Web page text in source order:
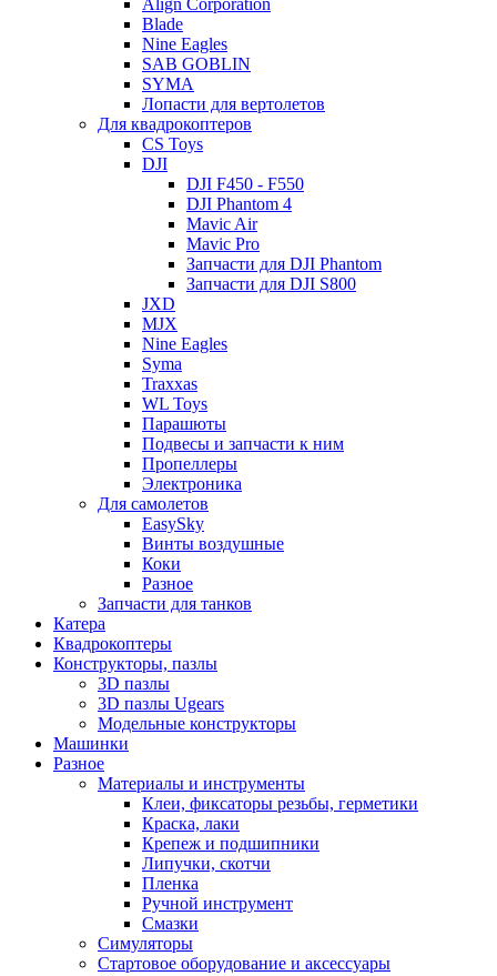
Align Corporation
Blade
Nine Eagles
SAB GOBLIN
SYMA
Лопасти для вертолетов
Для квадрокоптеров
CS Toys
DJI
DJI F450 - F550
DJI Phantom 4
Mavic Air
Mavic Pro
Запчасти для DJI Phantom
Запчасти для DJI S800
JXD
MJX
Nine Eagles
Syma
Traxxas
WL Toys
Парашюты
Подвесы и запчасти к ним
Пропеллеры
Электроника
Для самолетов
EasySky
Винты воздушные
Коки
Разное
Запчасти для танков
Катера
Квадрокоптеры
Конструкторы, пазлы
3D пазлы
3D пазлы Ugears
Модельные конструкторы
Машинки
Разное
Материалы и инструменты
Клеи, фиксаторы резьбы, герметики
Краска, лаки
Крепеж и подшипники
Липучки, скотчи
Пленка
Ручной инструмент
Смазки
Симуляторы
Стартовое оборудование и аксессуары